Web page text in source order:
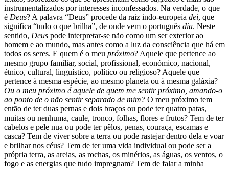
instrumentalizados por interesses inconfessados. Na verdade, o que
é Deus? A palavra “Deus” procede da raiz indo-europeia dei, que
significa “tudo o que brilha”, de onde vem o português dia. Neste
sentido, Deus pode interpretar-se não como um ser exterior ao
homem e ao mundo, mas antes como a luz da consciência que há em
todos os seres. E quem é o meu próximo? Aquele que pertence ao
mesmo grupo familiar, social, profissional, económico, nacional,
étnico, cultural, linguístico, político ou religioso? Aquele que
pertence à mesma espécie, ao mesmo planeta ou à mesma galáxia?
Ou o meu próximo é aquele de quem me sentir próximo, amando-o
ao ponto de o não sentir separado de mim? O meu próximo tem
então de ter duas pernas e dois braços ou pode ter quatro patas,
muitas ou nenhuma, caule, tronco, folhas, flores e frutos? Tem de ter
cabelos e pele nua ou pode ter pêlos, penas, couraça, escamas e
casca? Tem de viver sobre a terra ou pode rastejar dentro dela e voar
e brilhar nos céus? Tem de ter uma vida individual ou pode ser a
própria terra, as areias, as rochas, os minérios, as águas, os ventos, o
fogo e as energias que tudo impregnam? Tem de falar a minha